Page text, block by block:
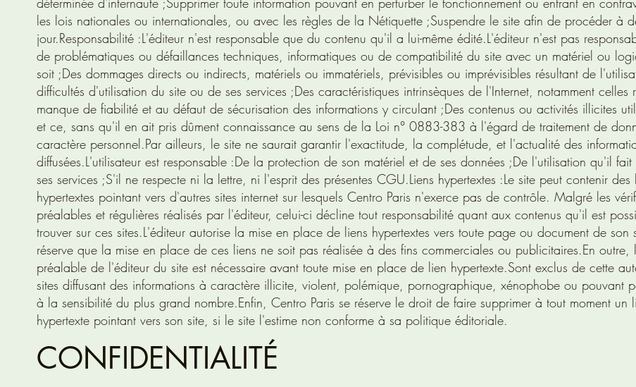
les lois nationales ou internationales, ou avec les règles de la Nétiquette ;Suspendre le site afin de procéder à
jour.Responsabilité :L'éditeur n'est responsable que du contenu qu'il a lui-même édité.L'éditeur n'est pas
de problématiques ou défaillances techniques, informatiques ou de compatibilité du site avec un matériel ou
soit ;Des dommages directs ou indirects, matériels ou immatériels, prévisibles ou imprévisibles résultant de
difficultés d'utilisation du site ou de ses services ;Des caractéristiques intrinsèques de l'Internet, notamment celles
manque de fiabilité et au défaut de sécurisation des informations y circulant ;Des contenus ou activités illicites
et ce, sans qu'il en ait pris dûment connaissance au sens de la Loi n° 0883-383 à l'égard de traitement de
caractère personnel.Par ailleurs, le site ne saurait garantir l'exactitude, la complétude, et l'actualité des
diffusées.L'utilisateur est responsable :De la protection de son matériel et de ses données ;De l'utilisation qu'il
ses services ;S'il ne respecte ni la lettre, ni l'esprit des présentes CGU.Liens hypertextes :Le site peut contenir des
hypertextes pointant vers d'autres sites internet sur lesquels Centro Paris n'exerce pas de contrôle. Malgré les
préalables et régulières réalisés par l'éditeur, celui-ci décline tout responsabilité quant aux contenus qu'il est
trouver sur ces sites.L'éditeur autorise la mise en place de liens hypertextes vers toute page ou document de son
réserve que la mise en place de ces liens ne soit pas réalisée à des fins commerciales ou publicitaires.En outre,
préalable de l'éditeur du site est nécessaire avant toute mise en place de lien hypertexte.Sont exclus de cette
sites diffusant des informations à caractère illicite, violent, polémique, pornographique, xénophobe ou pouvant
à la sensibilité du plus grand nombre.Enfin, Centro Paris se réserve le droit de faire supprimer à tout moment un
hypertexte pointant vers son site, si le site l'estime non conforme à sa politique éditoriale.
CONFIDENTIALITÉ